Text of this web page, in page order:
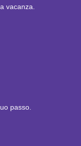
vacanza.
passo.